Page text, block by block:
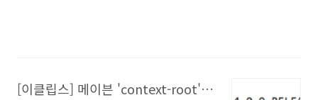
[이클립스] 메이븐 'context-root' 설정